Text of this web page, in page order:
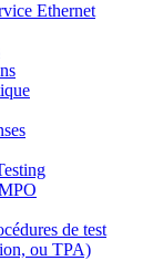
Ethernet
de test
ou TPA)